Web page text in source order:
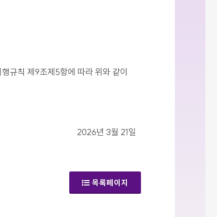
행규칙 제9조제5항에 따라 위와 같이
2026년 3월 21일
목록페이지